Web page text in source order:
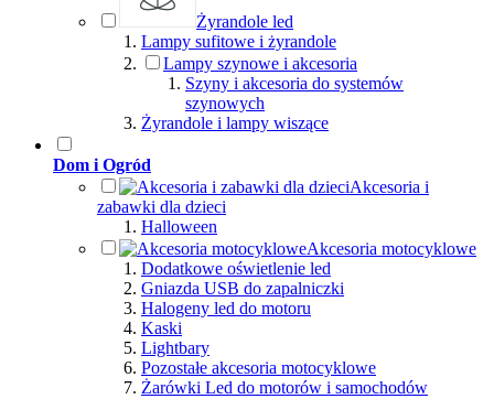
Żyrandole led
Lampy sufitowe i żyrandole
Lampy szynowe i akcesoria
Szyny i akcesoria do systemów
szynowych
Żyrandole i lampy wiszące
Dom i Ogród
Akcesoria i
zabawki dla dzieci
Halloween
Akcesoria motocyklowe
Dodatkowe oświetlenie led
Gniazda USB do zapalniczki
Halogeny led do motoru
Kaski
Lightbary
Pozostałe akcesoria motocyklowe
Żarówki Led do motorów i samochodów